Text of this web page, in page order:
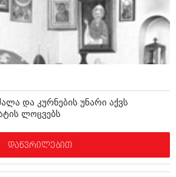
და კურნების უნარი აქვს
ლოცვებს
დაწვრილებით